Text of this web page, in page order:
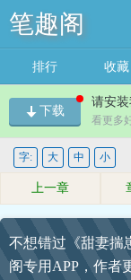
笔趣阁
排行 收藏
下载
请安
看更多
字: 大 中 小
上一章
不想错过《甜妻揣
阁专用APP，作者